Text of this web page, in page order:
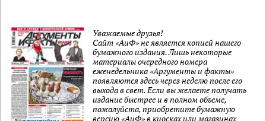
Уважаемые друзья!
Сайт «АиФ» не является копией нашего
бумажного издания. Лишь некоторые
материалы очередного номера
еженедельника «Аргументы и факты»
появляются здесь через неделю после его
выхода в свет. Если вы желаете получать
издание быстрее и в полном объеме,
пожалуйста, приобретите бумажную
версию «АиФ» в киосках или магазинах